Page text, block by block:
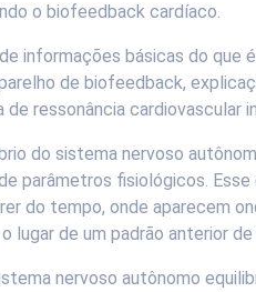
o biofeedback cardíaco.
informações básicas do que
de biofeedback,
ressonância cardiovascular
do sistema nervoso
parâmetros fisiológicos.
do tempo, onde aparecem
lugar de um padrão anterior
nervoso autônomo